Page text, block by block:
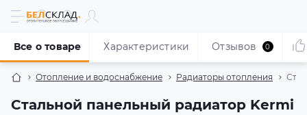
Отопление и водоснабжение Радиаторы отопления
Стальной панельный радиатор Kermi
Все о товаре Характеристики Отзывов 0